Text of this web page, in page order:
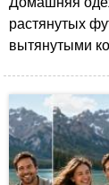
растянутых
вытянутыми